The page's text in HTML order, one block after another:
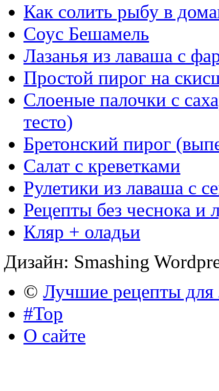
Как солить рыбу в
Соус Бешамель
Лазанья из лаваша с
Простой пирог на
Слоеные палочки с
тесто)
Бретонский пирог
Салат с креветками
Рулетики из лаваша с
Рецепты без чеснока и
Кляр + оладьи
Дизайн: Smashing
© Лучшие рецепты для
#Top
О сайте